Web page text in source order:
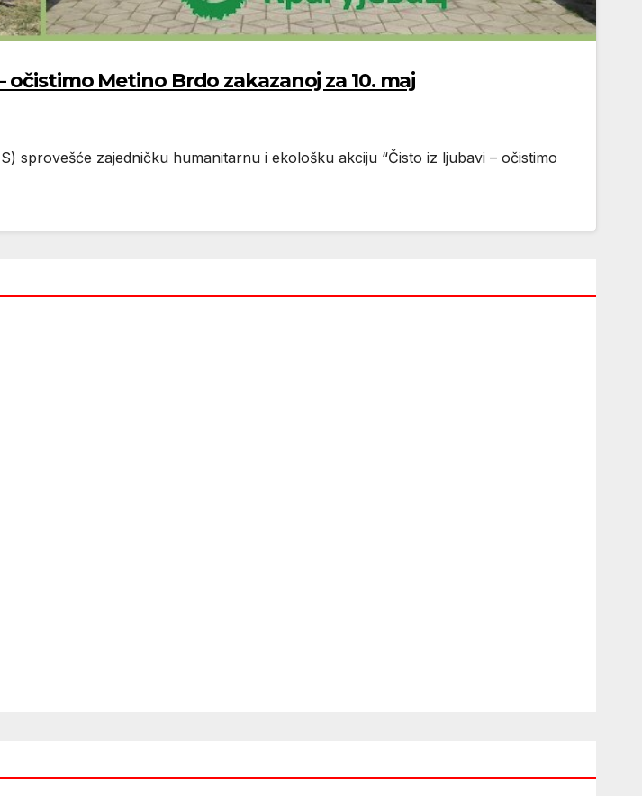
Metino Brdo zakazanoj za 10. maj
sprovešće zajedničku humanitarnu i ekološku akciju “Čisto iz ljubavi – očistimo